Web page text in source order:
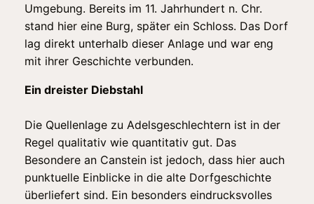
Umgebung. Bereits im 11. Jahrhundert n. Chr.
stand hier eine Burg, später ein Schloss. Das Dorf
lag direkt unterhalb dieser Anlage und war eng
mit ihrer Geschichte verbunden.
Ein dreister Diebstahl
Die Quellenlage zu Adelsgeschlechtern ist in der
Regel qualitativ wie quantitativ gut. Das
Besondere an Canstein ist jedoch, dass hier auch
punktuelle Einblicke in die alte Dorfgeschichte
überliefert sind. Ein besonders eindrucksvolles